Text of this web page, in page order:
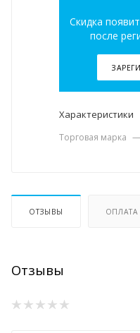
Скидка
после
Характеристики
Торговая марка —
ОТЗЫВЫ ОПЛАТА
Отзывы